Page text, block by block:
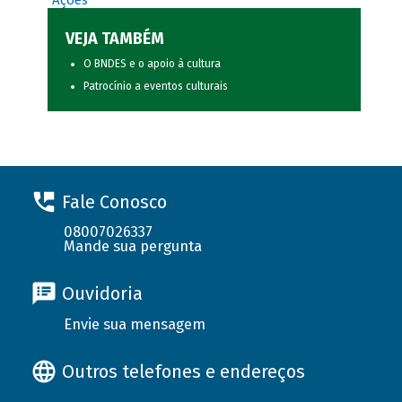
VEJA TAMBÉM
O BNDES e o apoio à cultura
Patrocínio a eventos culturais
Fale Conosco
08007026337
Mande sua pergunta
Ouvidoria
Envie sua mensagem
Outros telefones e endereços